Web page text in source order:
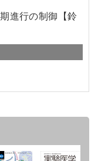
進行の制御【鈴